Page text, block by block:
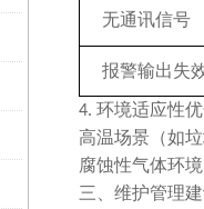
无通讯信号
报警输出失
4. 环境适应性
高温场景（如
腐蚀性气体环
三、维护管理